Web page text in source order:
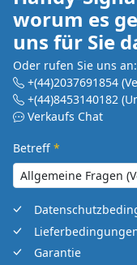
worum es
uns für Sie
Oder rufen Sie uns an:
+(44)2037691854
+(44)8453140182
Verkaufs Chat
Betreff *
Garantie